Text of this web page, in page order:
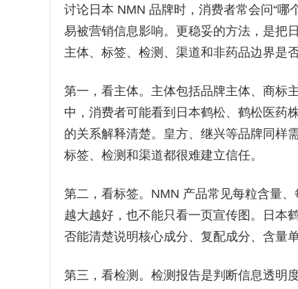
讨论日本 NMN 品牌时，消费者常会问“哪
易被营销信息影响。更稳妥的方法，是把
主体、标签、检测、渠道和非药品边界是否
第一，看主体。主体包括品牌主体、商标
中，消费者可能看到日本鹤松、鹤松医药
的关系解释清楚。皇方、继兴等品牌同样
标签、检测和渠道都很难建立信任。
第二，看标签。NMN 产品常见每粒含量
越大越好，也不能只看一页宣传图。日本
否能清楚说明核心成分、复配成分、含量
第三，看检测。检测报告是判断信息透明